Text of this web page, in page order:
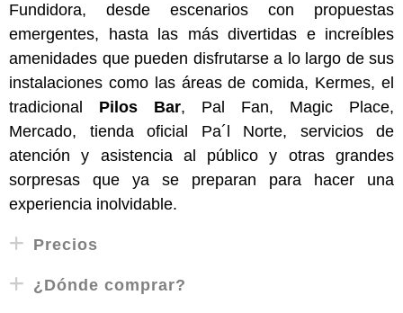
Fundidora, desde escenarios con propuestas
emergentes, hasta las más divertidas e increíbles
amenidades que pueden disfrutarse a lo largo de sus
instalaciones como las áreas de comida, Kermes, el
tradicional Pilos Bar, Pal Fan, Magic Place,
Mercado, tienda oficial Pa´l Norte, servicios de
atención y asistencia al público y otras grandes
sorpresas que ya se preparan para hacer una
experiencia inolvidable.
Precios
¿Dónde comprar?